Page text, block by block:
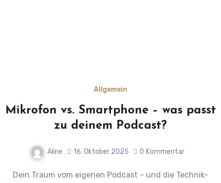
Allgemein
Mikrofon vs. Smartphone – was passt
zu deinem Podcast?
Aline 16. Oktober 2025 0 Kommentar
Dein Traum vom eigenen Podcast – und die Technik-